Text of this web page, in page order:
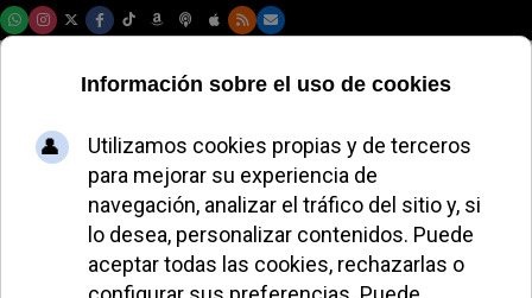
Encuentran el
cuerpo del